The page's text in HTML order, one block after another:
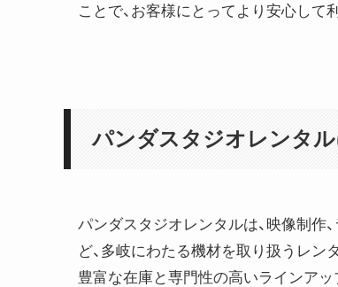
ことで、お客様にとってより安心して
パンダスタジオレンタ
パンダスタジオレンタルは、映像制作、
ど、多岐にわたる機材を取り扱うレン
豊富な在庫と専門性の高いラインアッ